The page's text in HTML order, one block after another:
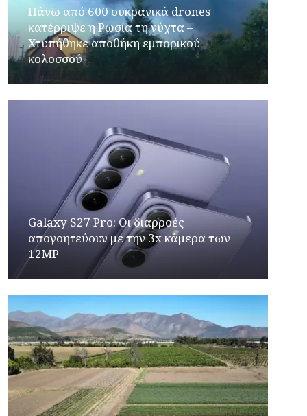
Πάνω από 600 ουκρανικά drones
κατέρριψε η Ρωσία τη νύχτα –
Χτυπήθηκε αποθήκη εμπορικού
κολοσσού
Galaxy S27 Pro: Οι διαρροές
απογοητεύουν με την 3x κάμερα των
12MP